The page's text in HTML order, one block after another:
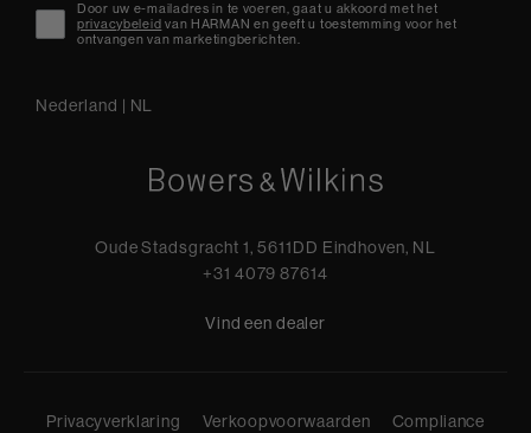
Door uw e-mailadres in te voeren, gaat u akkoord met het
privacybeleid van HARMAN en geeft u toestemming voor het
ontvangen van marketingberichten.
Nederland | NL
Oude Stadsgracht 1, 5611DD Eindhoven, NL
+31 4079 87614
Vind een dealer
Privacyverklaring Verkoopvoorwaarden
Compliance